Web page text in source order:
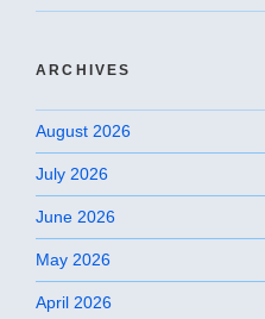
ARCHIVES
August 2026
July 2026
June 2026
May 2026
April 2026